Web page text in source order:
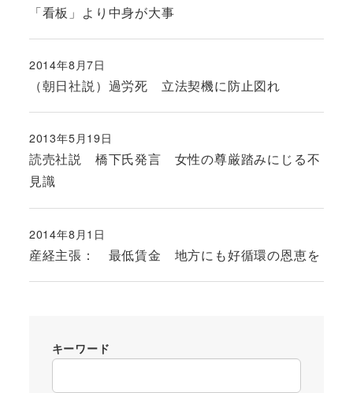
「看板」より中身が大事
（朝日社説）過労死 立法契機に防止図れ
投稿日
2014年8月7日
読売社説 橋下氏発言 女性の尊厳踏みにじる不
見識
投稿日
2013年5月19日
産経主張： 最低賃金 地方にも好循環の恩恵を
投稿日
2014年8月1日
キーワード